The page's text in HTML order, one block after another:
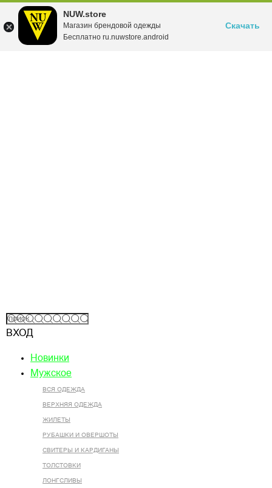
NUW.store
Магазин брендовой одежды
Бесплатно ru.nuwstore.android
Скачать
ВХОД
Новинки
Мужское
ВСЯ ОДЕЖДА
ВЕРХНЯЯ ОДЕЖДА
ЖИЛЕТЫ
РУБАШКИ И ОВЕРШОТЫ
СВИТЕРЫ И КАРДИГАНЫ
ТОЛСТОВКИ
ЛОНГСЛИВЫ